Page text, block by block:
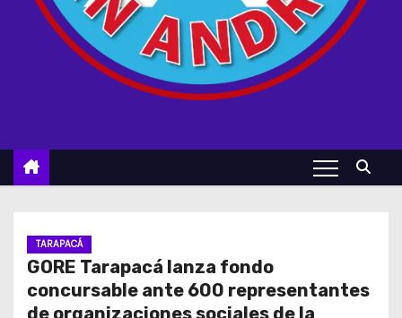
TARAPACÁ
GORE Tarapacá lanza fondo
concursable ante 600 representantes
de organizaciones sociales de la